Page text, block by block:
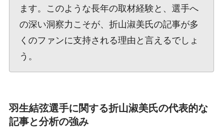
ます。このような長年の取材経験と、選手へ
の深い洞察力こそが、折山淑美氏の記事が多
くのファンに支持される理由と言えるでしょ
う。
羽生結弦選手に関する折山淑美氏の代表的な
記事と分析の強み